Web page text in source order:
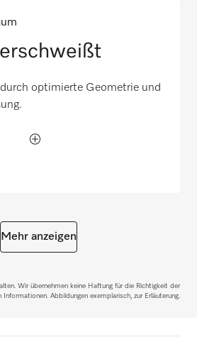
optimierte Geometrie und
Mehr anzeigen
Wir übernehmen keine Haftung für die Richtigkeit der
Informationen. Abbildungen exemplarisch, zur Erläuterung.